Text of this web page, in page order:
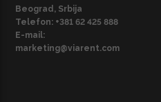
Beograd, Srbija
Telefon: +381 62 425 888
E-mail:
marketing@viarent.com